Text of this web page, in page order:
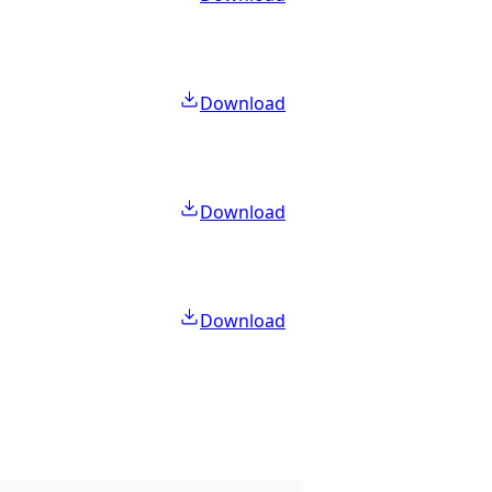
Download
Download
Download